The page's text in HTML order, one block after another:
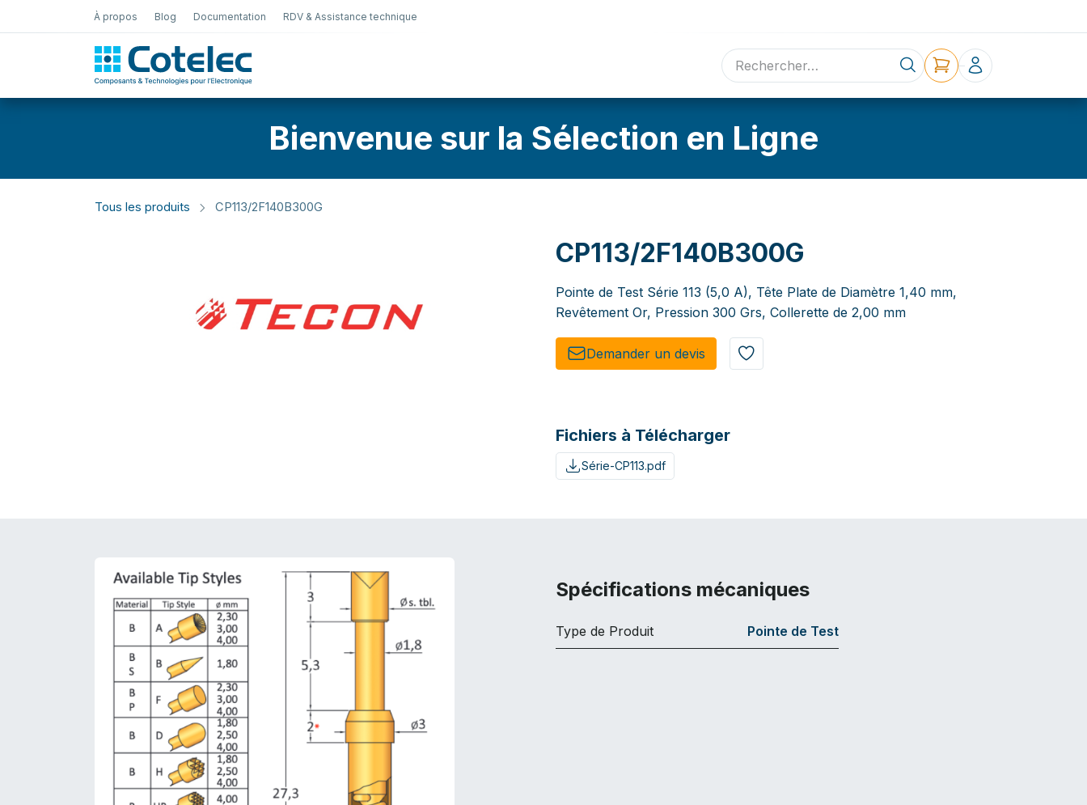
À propos Blog Documentation RDV & Assistance technique
Sélection en ligne Contact
Bienvenue sur la Sélection en Ligne
Tous les produits CP113/2F140B300G
CP113/2F140B300G
Pointe de Test Série 113 (5,0 A), Tête Plate de Diamètre 1,40 mm,
Revêtement Or, Pression 300 Grs, Collerette de 2,00 mm
Demander un de​​vis​​
Fichiers à Télécharger
Série-CP113.pdf
Spécifications mécaniques
Type de Produit Pointe de Test